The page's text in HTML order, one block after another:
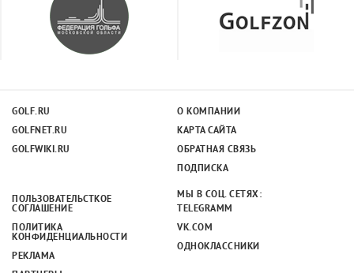
GOLF.RU
GOLFNET.RU
GOLFWIKI.RU
О КОМПАНИИ
КАРТА САЙТА
ОБРАТНАЯ СВЯЗЬ
ПОДПИСКА
ПОЛЬЗОВАТЕЛЬСТКОЕ
СОГЛАШЕНИЕ
ПОЛИТИКА
КОНФИДЕНЦИАЛЬНОСТИ
РЕКЛАМА
МЫ В СОЦ. СЕТЯХ:
TELEGRAMM
VK.COM
ОДНОКЛАССНИКИ